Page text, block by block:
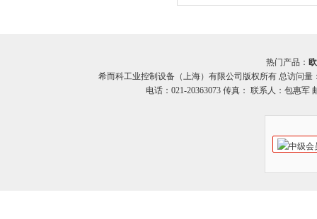
热门产品：
希而科工业控制设备（上海）有限公司版权所有 总访问量
电话：021-20363073 传真： 联系人：包惠军